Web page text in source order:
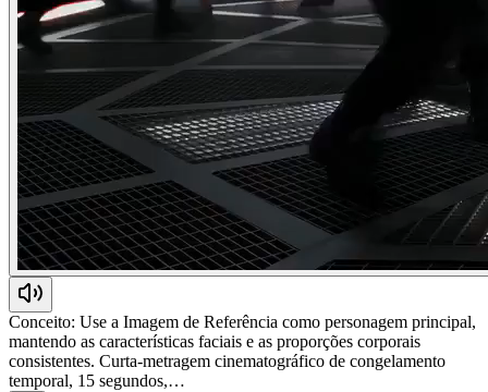
Conceito: Use a Imagem de Referência como personagem principal,
mantendo as características faciais e as proporções corporais
consistentes. Curta-metragem cinematográfico de congelamento
temporal, 15 segundos,…